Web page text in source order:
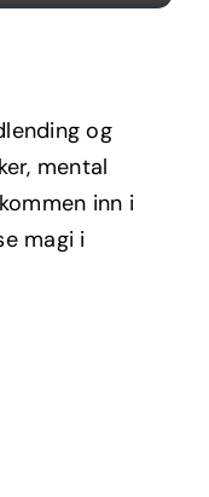
og
mental
inn i
magi i